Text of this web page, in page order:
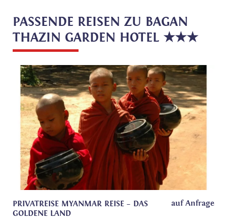
PASSENDE REISEN ZU BAGAN
THAZIN GARDEN HOTEL ★★★
PRIVATREISE MYANMAR REISE – DAS
GOLDENE LAND
auf Anfrage